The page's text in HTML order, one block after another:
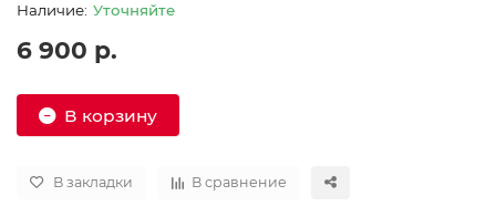
Уточняйте
6 900 р.
В корзину
В закладки В сравнение